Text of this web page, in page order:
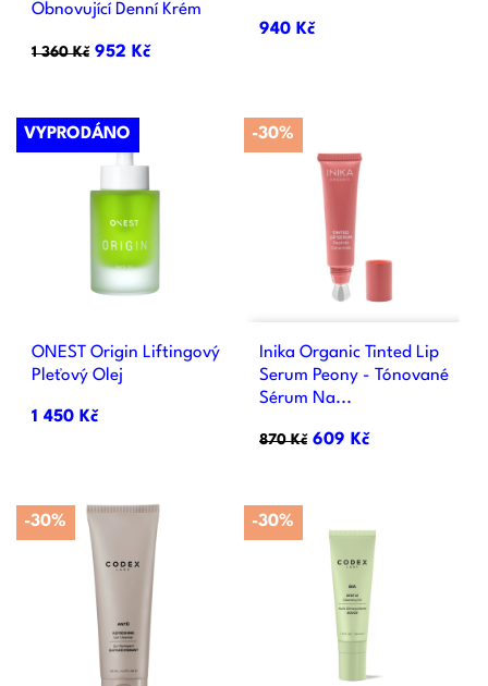
Obnovující Denní Krém
1 360 Kč 952 Kč
940 Kč
ONEST Origin Liftingový
Pleťový Olej
1 450 Kč
VYPRODÁNO
Inika Organic Tinted Lip
Serum Peony - Tónované
Sérum Na...
870 Kč 609 Kč
-30%
-30% -30%